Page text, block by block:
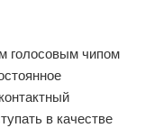
голосовым чипом
в качестве